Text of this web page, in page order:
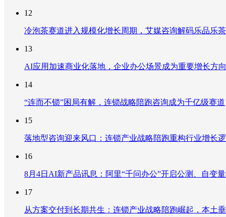
12
冷泡茶赛道进入规模化增长周期，艾媒咨询解码乐品乐
13
AI应用加速商业化落地，企业办公场景成为重要增长方向
14
“连而不锁”困局有解，连锁战略陪跑咨询成为千亿级赛道
15
落地型咨询迎来风口：连锁产业战略陪跑重构行业增
16
8月4日AI新产品讯息：阿里“千问办公”开启公测、自变
17
从方案交付到长期共生：连锁产业战略陪跑崛起，本土